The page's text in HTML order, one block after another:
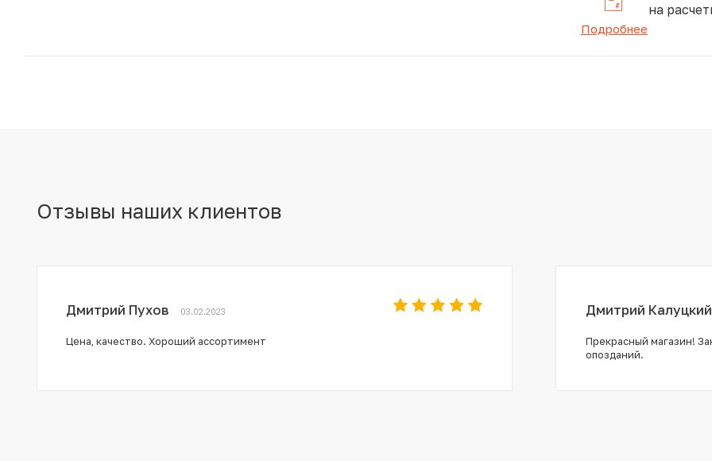
на
Подробнее
Отзывы наших клиентов
Дмитрий Пухов 03.02.2023
Цена, качество. Хороший ассортимент
Дмитрий Калуцкий
Прекрасный магазин!
опозданий.